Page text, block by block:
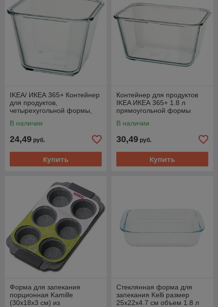
IKEA/ ИКЕА 365+ Контейнер
для продуктов,
четырехугольной формы,
В наличии
24,49 руб.
Купить
Контейнер для продуктов
IKEA ИКЕА 365+ 1.8 л
прямоугольной формы
В наличии
30,49 руб.
Купить
Форма для запекания
порционная Kamille
(30х18х3 см) из
Стеклянная форма для
запекания Kelli размер
25х22х4.7 см объем 1.8 л